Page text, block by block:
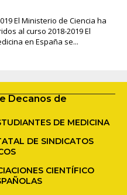
El Ministerio de Ciencia ha
al curso 2018-2019 El
en España se...